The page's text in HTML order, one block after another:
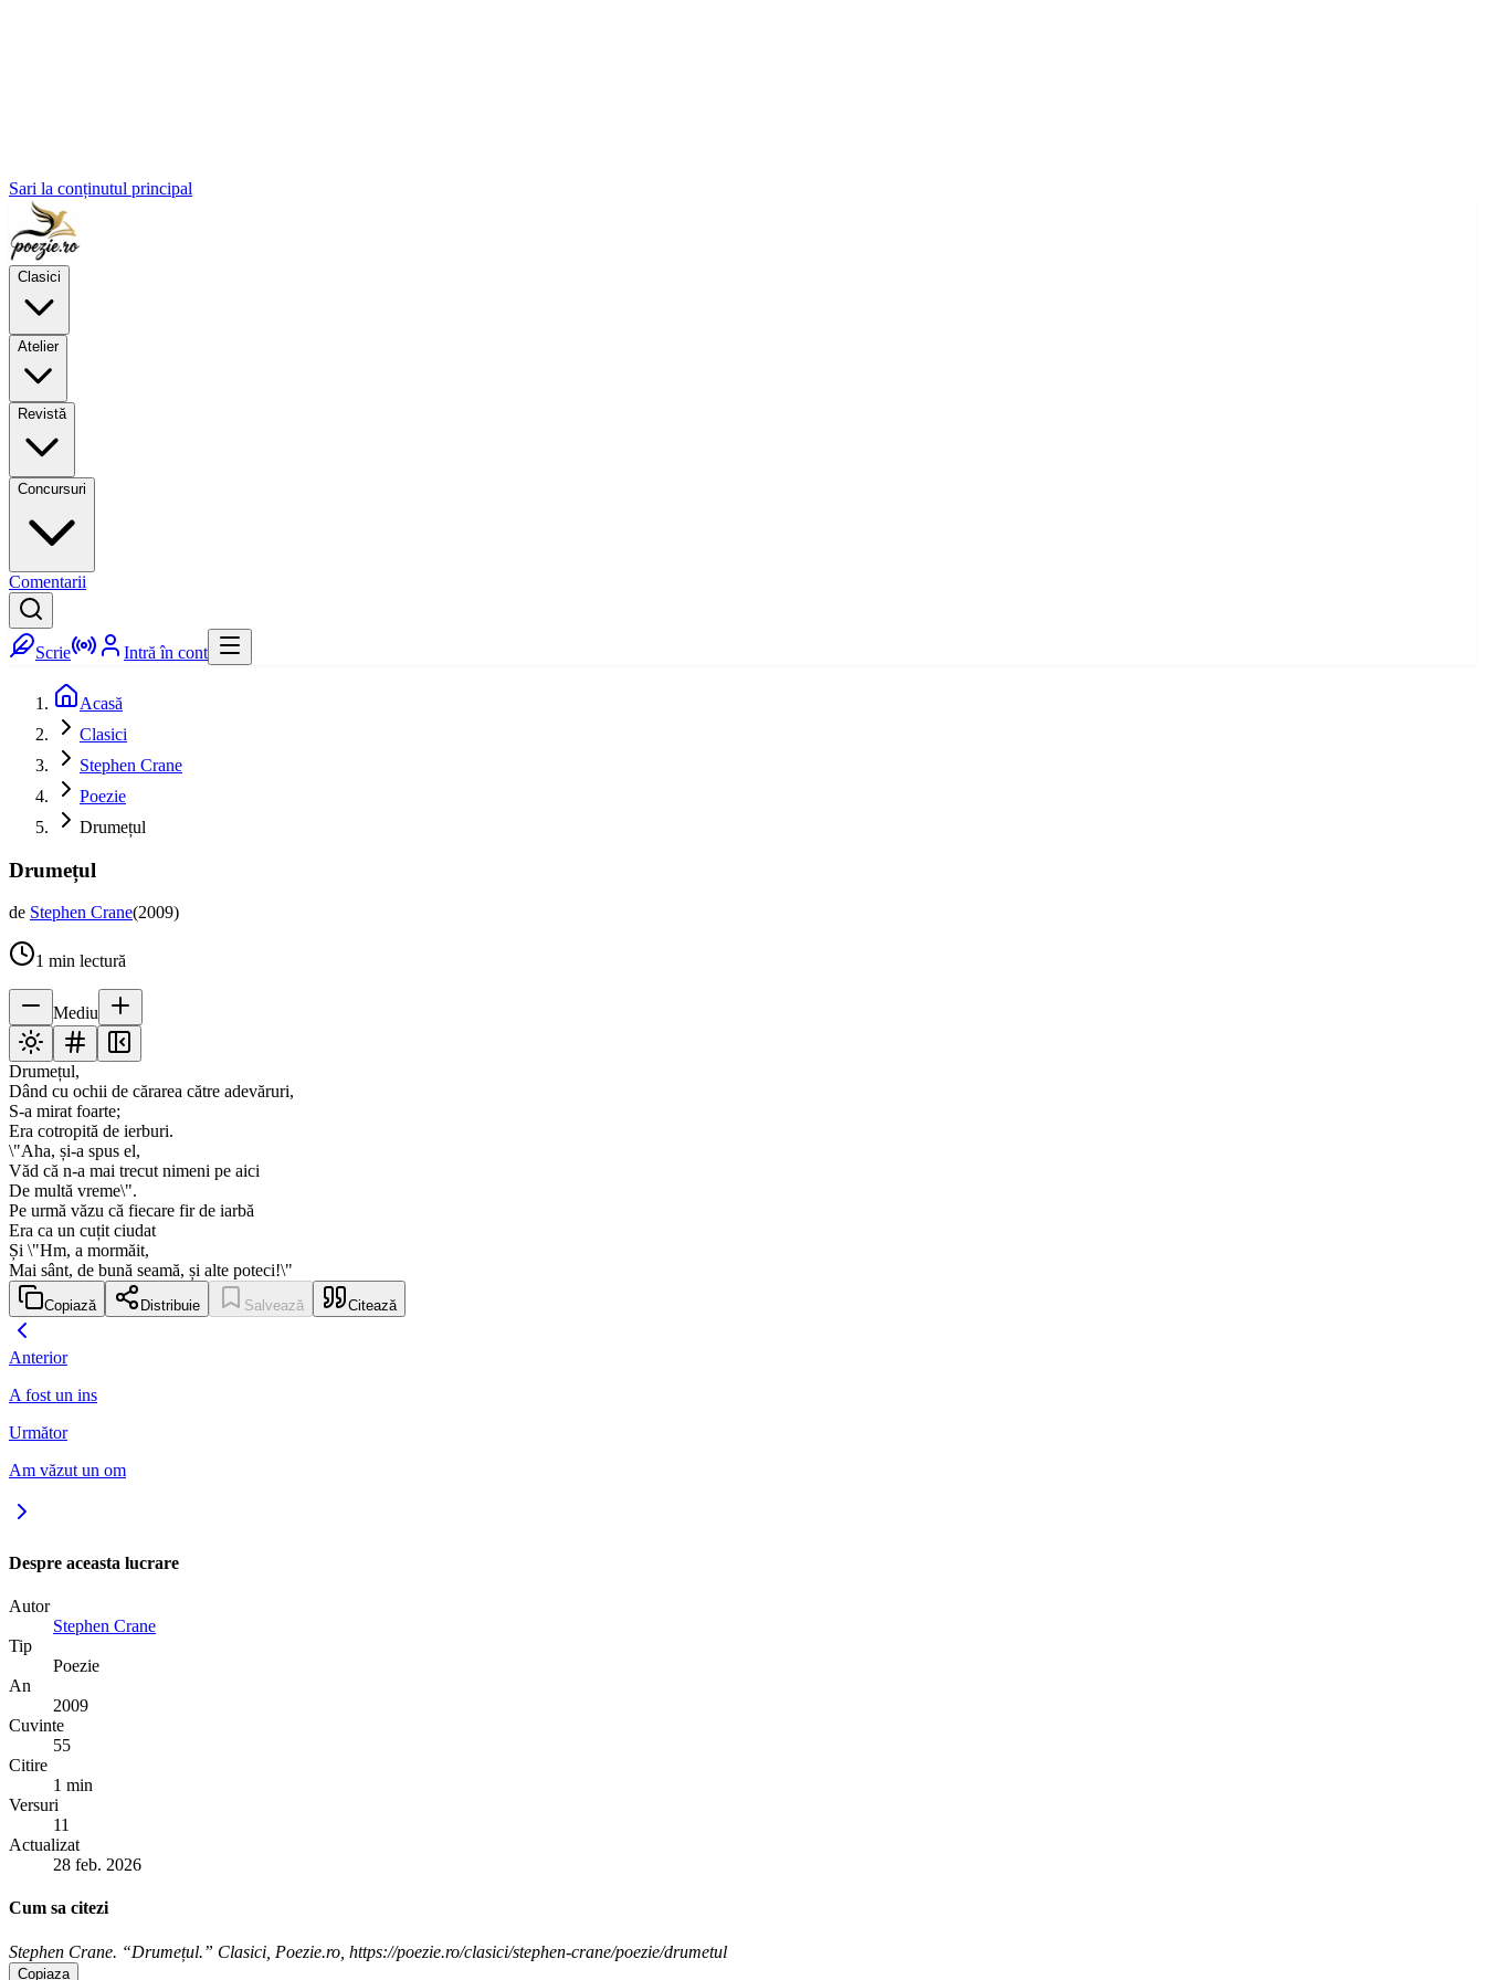
Sari la conținutul principal
Clasici
Atelier
Revistă
Concursuri
Comentarii
Scrie Intră în cont
Acasă
Clasici
Stephen Crane
Poezie
Drumețul
Drumețul
de Stephen Crane(2009)
1 min lectură
Mediu
Drumețul,
Dând cu ochii de cărarea către adevăruri,
S-a mirat foarte;
Era cotropită de ierburi.
\"Aha, și-a spus el,
Văd că n-a mai trecut nimeni pe aici
De multă vreme\".
Pe urmă văzu că fiecare fir de iarbă
Era ca un cuțit ciudat
Și \"Hm, a mormăit,
Mai sânt, de bună seamă, și alte poteci!\"
Copiază Distribuie Salvează Citează
Anterior
A fost un ins
Următor
Am văzut un om
Despre aceasta lucrare
Autor
Stephen Crane
Tip
Poezie
An
2009
Cuvinte
55
Citire
1 min
Versuri
11
Actualizat
28 feb. 2026
Cum sa citezi
Stephen Crane. “Drumețul.” Clasici, Poezie.ro, https://poezie.ro/clasici/stephen-crane/poezie/drumetul
Copiaza